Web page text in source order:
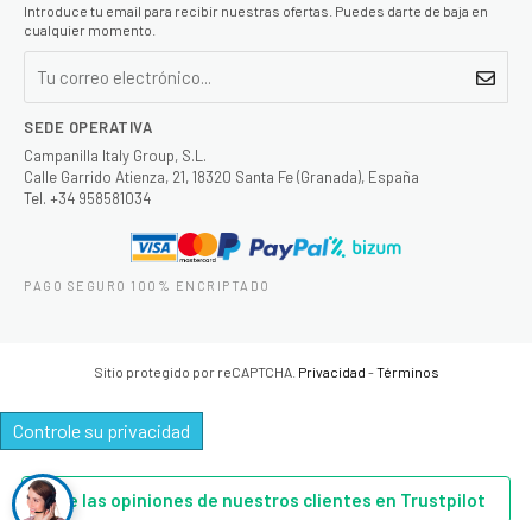
Introduce tu email para recibir nuestras ofertas. Puedes darte de baja en
cualquier momento.
SEDE OPERATIVA
Campanilla Italy Group, S.L.
Calle Garrido Atienza, 21, 18320 Santa Fe (Granada), España
Tel. +34 958581034
PAGO SEGURO 100% ENCRIPTADO
Sitio protegido por reCAPTCHA. Privacidad -Términos
Controle su privacidad
Lee las opiniones de nuestros clientes en Trustpilot